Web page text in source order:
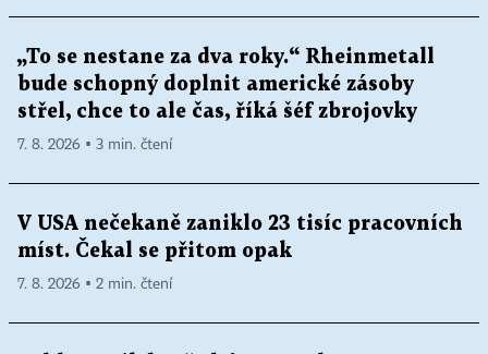
„To se nestane za dva roky.“ Rheinmetall
bude schopný doplnit americké zásoby
střel, chce to ale čas, říká šéf zbrojovky
7. 8. 2026 ▪ 3 min. čtení
V USA nečekaně zaniklo 23 tisíc pracovních
míst. Čekal se přitom opak
7. 8. 2026 ▪ 2 min. čtení